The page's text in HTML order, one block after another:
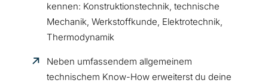
kennen: Konstruktionstechnik, technische
Mechanik, Werkstoffkunde, Elektrotechnik,
Thermodynamik
Neben umfassendem allgemeinem
technischem Know-How erweiterst du deine